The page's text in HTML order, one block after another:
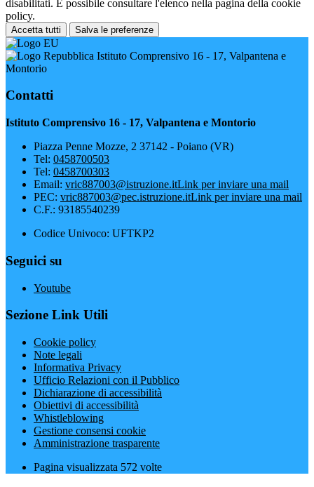
disabilitati. È possibile consultare l'elenco nella pagina della cookie
policy.
Accetta tutti Salva le preferenze
Istituto Comprensivo 16 - 17, Valpantena e
Montorio
Contatti
Istituto Comprensivo 16 - 17, Valpantena e Montorio
Piazza Penne Mozze, 2 37142 - Poiano (VR)
Tel: 0458700503
Tel: 0458700303
Email: vric887003@istruzione.itLink per inviare una mail
PEC: vric887003@pec.istruzione.itLink per inviare una mail
C.F.: 93185540239
Codice Univoco: UFTKP2
Seguici su
Youtube
Sezione Link Utili
Cookie policy
Note legali
Informativa Privacy
Ufficio Relazioni con il Pubblico
Dichiarazione di accessibilità
Obiettivi di accessibilità
Whistleblowing
Gestione consensi cookie
Amministrazione trasparente
Pagina visualizzata 572 volte